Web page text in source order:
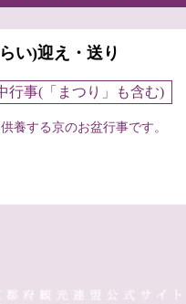
い)迎え・送り
行事(「まつり」も含む)
養する京のお盆行事です。